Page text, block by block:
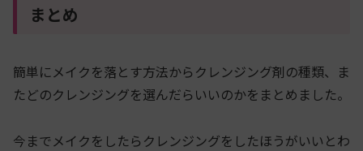
まとめ
簡単にメイクを落とす方法からクレンジング剤の種類、ま
たどのクレンジングを選んだらいいのかをまとめました。
今までメイクをしたらクレンジングをしたほうがいいとわ